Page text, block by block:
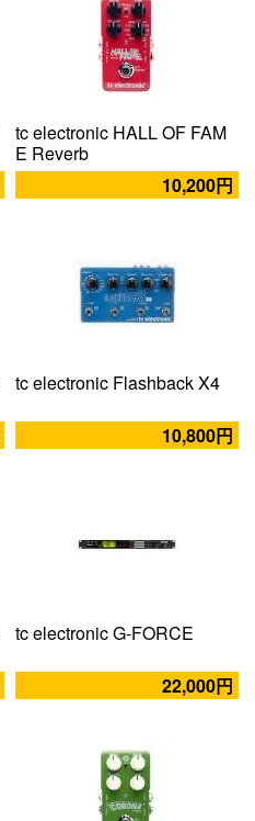
tc electronic HALL OF FAM
E Reverb
10,200円
tc electronic Flashback X4
10,800円
tc electronic G-FORCE
22,000円